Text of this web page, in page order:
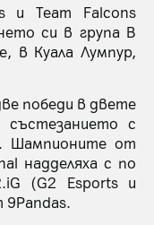
и Team Falcons
си в група В
в Куала Лумпур,
победи в двете
с
Шампионите от
надделяха с по
(G2 Esports и
9Pandas.